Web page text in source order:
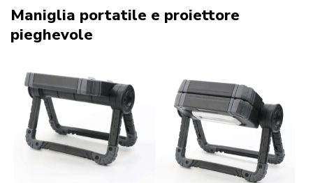
Maniglia portatile e proiettore
pieghevole